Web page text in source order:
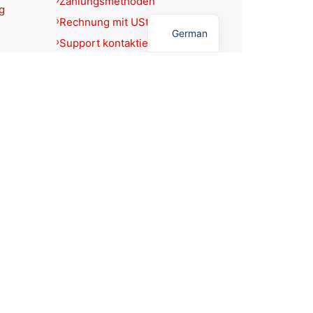
Rechnung mit USt.-Ausweis?
Support kontaktieren
German